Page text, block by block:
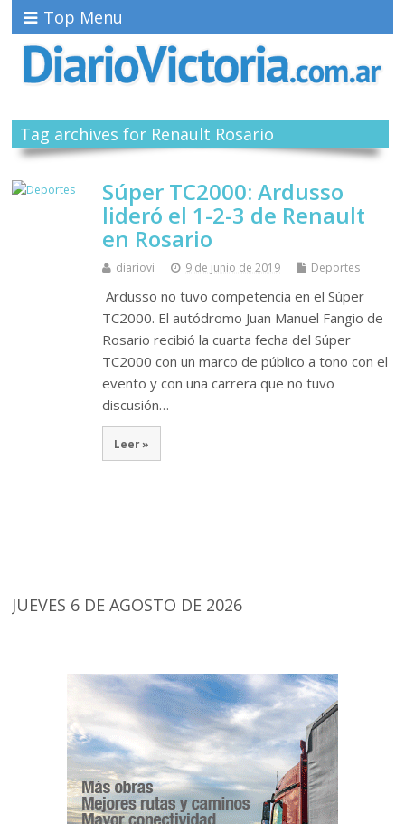
Top Menu
Tag archives for Renault Rosario
Súper TC2000: Ardusso
lideró el 1-2-3 de Renault
en Rosario
diariovi 9 de junio de 2019 Deportes
Ardusso no tuvo competencia en el Súper
TC2000. El autódromo Juan Manuel Fangio de
Rosario recibió la cuarta fecha del Súper
TC2000 con un marco de público a tono con el
evento y con una carrera que no tuvo
discusión…
Leer »
JUEVES 6 DE AGOSTO DE 2026